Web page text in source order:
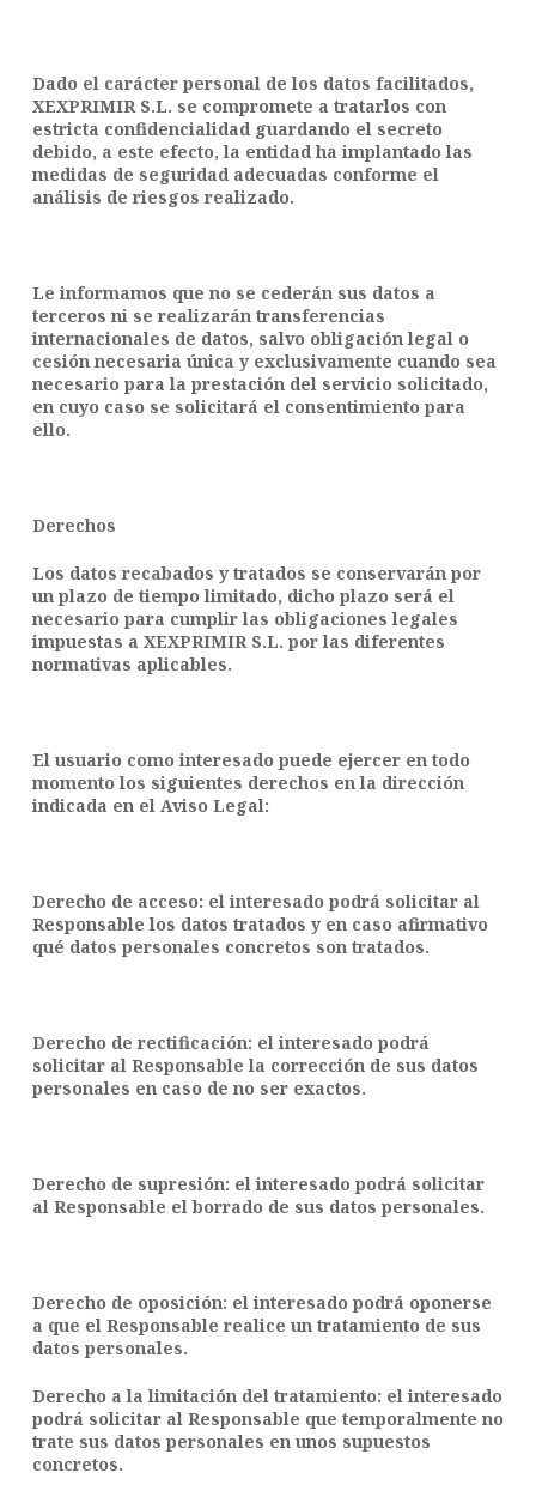
Dado el carácter personal de los datos facilitados,
XEXPRIMIR S.L. se compromete a tratarlos con
estricta confidencialidad guardando el secreto
debido, a este efecto, la entidad ha implantado las
medidas de seguridad adecuadas conforme el
análisis de riesgos realizado.
Le informamos que no se cederán sus datos a
terceros ni se realizarán transferencias
internacionales de datos, salvo obligación legal o
cesión necesaria única y exclusivamente cuando sea
necesario para la prestación del servicio solicitado,
en cuyo caso se solicitará el consentimiento para
ello.
Derechos
Los datos recabados y tratados se conservarán por
un plazo de tiempo limitado, dicho plazo será el
necesario para cumplir las obligaciones legales
impuestas a XEXPRIMIR S.L. por las diferentes
normativas aplicables.
El usuario como interesado puede ejercer en todo
momento los siguientes derechos en la dirección
indicada en el Aviso Legal:
Derecho de acceso: el interesado podrá solicitar al
Responsable los datos tratados y en caso afirmativo
qué datos personales concretos son tratados.
Derecho de rectificación: el interesado podrá
solicitar al Responsable la corrección de sus datos
personales en caso de no ser exactos.
Derecho de supresión: el interesado podrá solicitar
al Responsable el borrado de sus datos personales.
Derecho de oposición: el interesado podrá oponerse
a que el Responsable realice un tratamiento de sus
datos personales.
Derecho a la limitación del tratamiento: el interesado
podrá solicitar al Responsable que temporalmente no
trate sus datos personales en unos supuestos
concretos.